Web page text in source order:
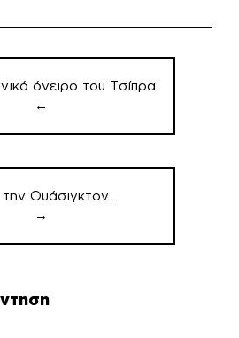
όνειρο του Τσίπρα
←
Ουάσιγκτον…
→